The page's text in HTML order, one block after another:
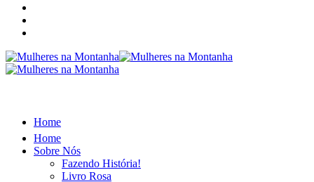
Home
Home
Sobre Nós
Fazendo História!
Livro Rosa